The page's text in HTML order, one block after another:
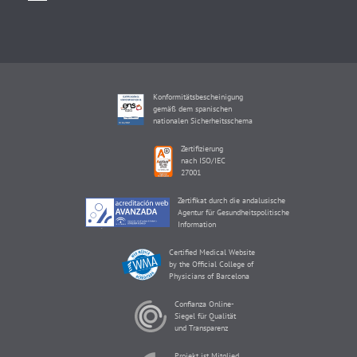
Konformitätsbescheinigung
gemäß dem spanischen
nationalen Sicherheitsschema
Zertifizierung
nach ISO/IEC
27001
Zertifikat durch die andalusische
Agentur für Gesundheitspolitische
Information
Certified Medical Website
by the Official College of
Physicians of Barcelona
Confianza Online-
Siegel für Qualität
und Transparenz